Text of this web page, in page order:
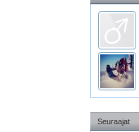
Seuraajat